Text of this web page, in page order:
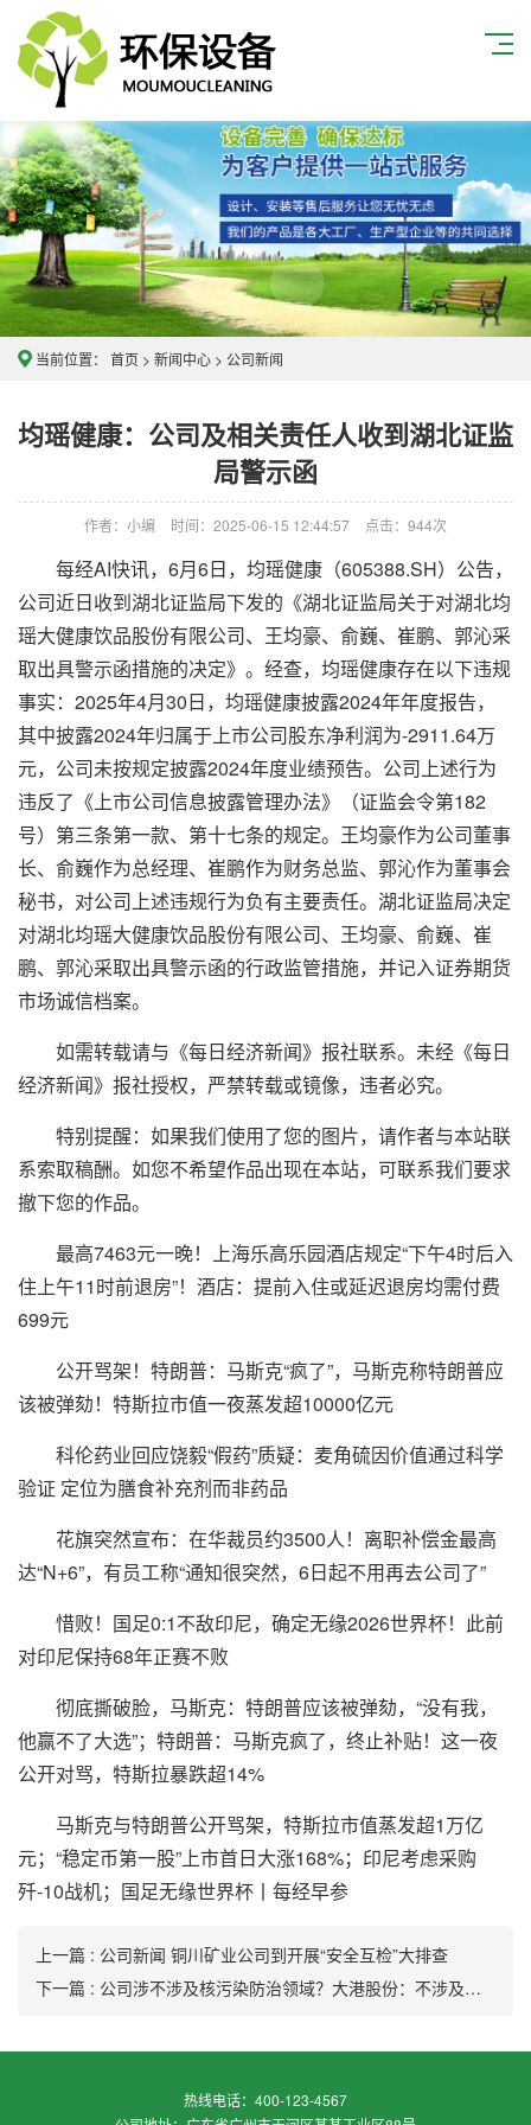
当前位置： 首页 > 新闻中心 > 公司新闻
均瑶健康：公司及相关责任人收到湖北证监
局警示函
作者：小编 时间：2025-06-15 12:44:57 点击： 944次
每经AI快讯，6月6日，均瑶健康（605388.SH）公告，
公司近日收到湖北证监局下发的《湖北证监局关于对湖北均
瑶大健康饮品股份有限公司、王均豪、俞巍、崔鹏、郭沁采
取出具警示函措施的决定》。经查，均瑶健康存在以下违规
事实：2025年4月30日，均瑶健康披露2024年年度报告，
其中披露2024年归属于上市公司股东净利润为-2911.64万
元，公司未按规定披露2024年度业绩预告。公司上述行为
违反了《上市公司信息披露管理办法》（证监会令第182
号）第三条第一款、第十七条的规定。王均豪作为公司董事
长、俞巍作为总经理、崔鹏作为财务总监、郭沁作为董事会
秘书，对公司上述违规行为负有主要责任。湖北证监局决定
对湖北均瑶大健康饮品股份有限公司、王均豪、俞巍、崔
鹏、郭沁采取出具警示函的行政监管措施，并记入证券期货
市场诚信档案。
如需转载请与《每日经济新闻》报社联系。未经《每日
经济新闻》报社授权，严禁转载或镜像，违者必究。
特别提醒：如果我们使用了您的图片，请作者与本站联
系索取稿酬。如您不希望作品出现在本站，可联系我们要求
撤下您的作品。
最高7463元一晚！上海乐高乐园酒店规定“下午4时后入
住上午11时前退房”！酒店：提前入住或延迟退房均需付费
699元
公开骂架！特朗普：马斯克“疯了”，马斯克称特朗普应
该被弹劾！特斯拉市值一夜蒸发超10000亿元
科伦药业回应饶毅“假药”质疑：麦角硫因价值通过科学
验证 定位为膳食补充剂而非药品
花旗突然宣布：在华裁员约3500人！离职补偿金最高
达“N+6”，有员工称“通知很突然，6日起不用再去公司了”
惜败！国足0:1不敌印尼，确定无缘2026世界杯！此前
对印尼保持68年正赛不败
彻底撕破脸，马斯克：特朗普应该被弹劾，“没有我，
他赢不了大选”；特朗普：马斯克疯了，终止补贴！这一夜
公开对骂，特斯拉暴跌超14%
马斯克与特朗普公开骂架，特斯拉市值蒸发超1万亿
元；“稳定币第一股”上市首日大涨168%；印尼考虑采购
歼-10战机；国足无缘世界杯丨每经早参
上一篇 : 公司新闻 铜川矿业公司到开展“安全互检”大排查
下一篇 : 公司涉不涉及核污染防治领域？大港股份：不涉及相关领域
热线电话：400-123-4567